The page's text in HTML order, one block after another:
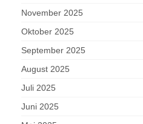
November 2025
Oktober 2025
September 2025
August 2025
Juli 2025
Juni 2025